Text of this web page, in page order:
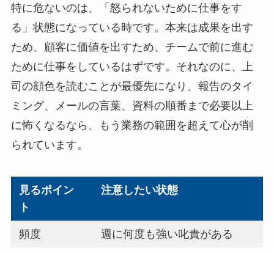
特に危ないのは、「怒られないために仕事をす
る」状態になっている時です。本来は成果を出す
ため、顧客に価値を出すため、チームで前に進む
ために仕事をしているはずです。それなのに、上
司の顔色を読むことが最優先になり、報告のタイ
ミング、メールの言葉、資料の順番まで必要以上
に怖くなるなら、もう業務の範囲を超えて心が削
られています。
見るポイン
ト
注意したい状態
頻度 週に何度も強い叱責がある